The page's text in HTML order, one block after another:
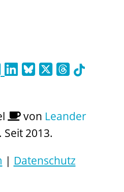
von Leander
. Seit 2013.
| Datenschutz